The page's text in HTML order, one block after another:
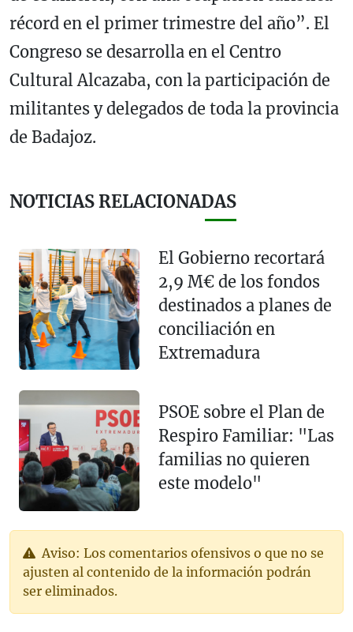
récord en el primer trimestre del año”. El
Congreso se desarrolla en el Centro
Cultural Alcazaba, con la participación de
militantes y delegados de toda la provincia
de Badajoz.
NOTICIAS RELACIONADAS
El Gobierno recortará
2,9 M€ de los fondos
destinados a planes de
conciliación en
Extremadura
PSOE sobre el Plan de
Respiro Familiar: "Las
familias no quieren
este modelo"
Aviso: Los comentarios ofensivos o que no se
ajusten al contenido de la información podrán
ser eliminados.